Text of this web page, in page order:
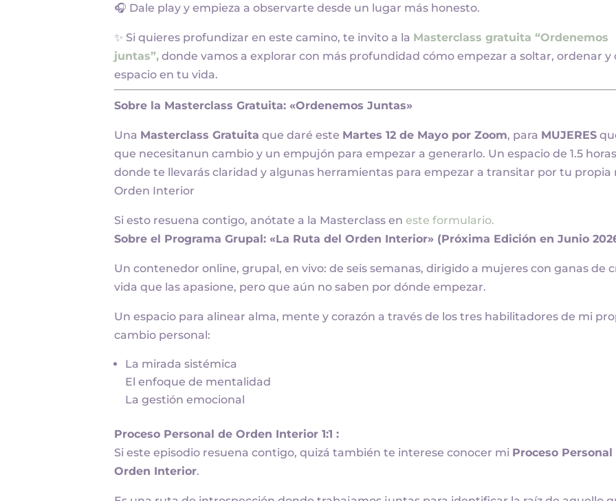
🎧 Dale play y empieza a observarte desde un lugar más honesto.
✨ Si quieres profundizar en este camino, te invito a la Masterclass gratuita “Ordenemos
juntas”, donde vamos a explorar con más profundidad cómo empezar a soltar, ordenar y
espacio en tu vida.
Sobre la Masterclass Gratuita: «Ordenemos Juntas»
Una Masterclass Gratuita que daré este Martes 12 de Mayo por Zoom, para MUJERES
que necesitanun cambio y un empujón para empezar a generarlo. Un espacio de 1.5
donde te llevarás claridad y algunas herramientas para empezar a transitar por tu propia
Orden Interior
Si esto resuena contigo, anótate a la Masterclass eneste formulario.
Sobre el Programa Grupal: «La Ruta del Orden Interior» (Próxima Edición en Junio
Un contenedor online, grupal, en vivo: de seis semanas, dirigido a mujeres con ganas de
vida que las apasione, pero que aún no saben por dónde empezar.
Un espacio para alinear alma, mente y corazón a través de los tres habilitadores de mi
cambio personal:
La mirada sistémica
El enfoque de mentalidad
La gestión emocional
Proceso Personal de Orden Interior 1:1 :
Si este episodio resuena contigo, quizá también te interese conocer mi Proceso Personal
Orden Interior.